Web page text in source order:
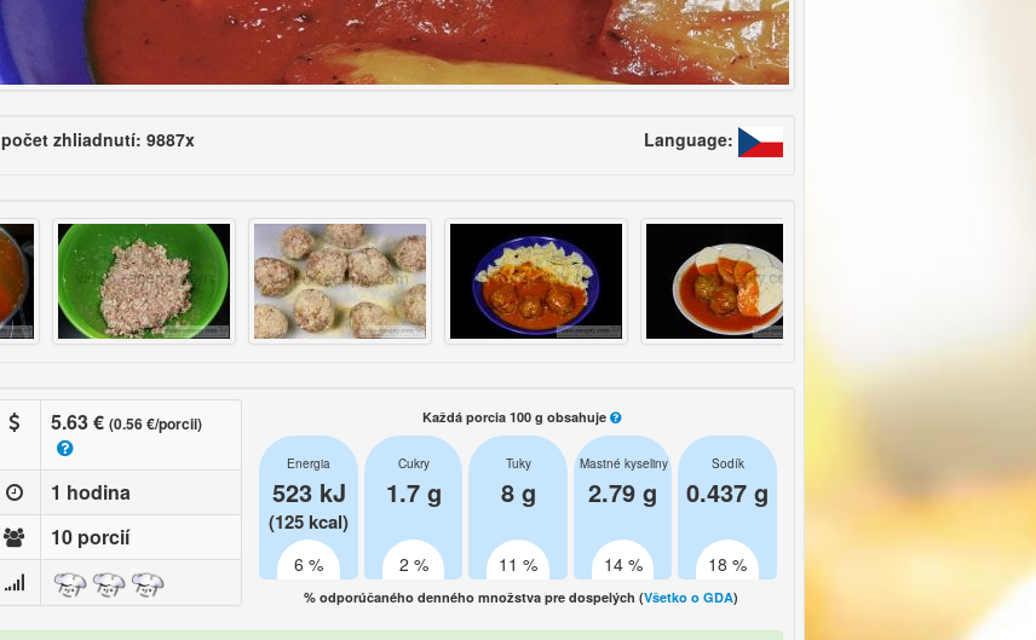
počet zhliadnutí: 9887x Language:
5.63 € (0.56 €/porcii)
1 hodina
10 porcií
Každá porcia 100 g obsahuje
Energia
523 kJ
(125 kcal)
6 %
Cukry
1.7 g
2 %
Tuky
8 g
11 %
Mastné kyseliny
2.79 g
14 %
Sodík
0.437 g
18 %
% odporúčaného denného množstva pre dospelých (Všetko o GDA)